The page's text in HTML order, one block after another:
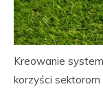
Kreowanie
korzyści